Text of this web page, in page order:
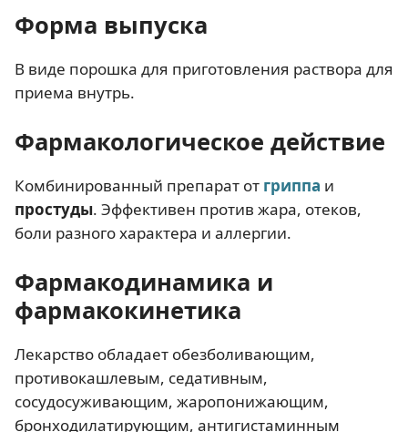
Форма выпуска
В виде порошка для приготовления раствора для
приема внутрь.
Фармакологическое действие
Комбинированный препарат от гриппа и
простуды. Эффективен против жара, отеков,
боли разного характера и аллергии.
Фармакодинамика и
фармакокинетика
Лекарство обладает обезболивающим,
противокашлевым, седативным,
сосудосуживающим, жаропонижающим,
бронходилатирующим, антигистаминным